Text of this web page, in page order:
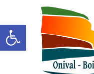
Ouvrir la